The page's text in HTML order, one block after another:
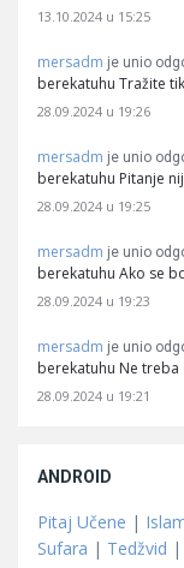
13.10.2024 u 15:25
mersadm je unio
berekatuhu Tražite
28.09.2024 u 19:26
mersadm je unio
berekatuhu Pitanje
28.09.2024 u 19:25
mersadm je unio
berekatuhu Ako se
28.09.2024 u 19:23
mersadm je unio
berekatuhu Ne
28.09.2024 u 19:21
ANDROID
Pitaj Učene |
Sufara | Tedžvid |